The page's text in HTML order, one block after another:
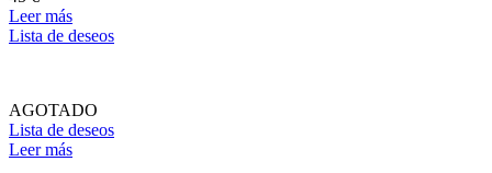
Leer más
Lista de deseos
AGOTADO
Lista de deseos
Leer más